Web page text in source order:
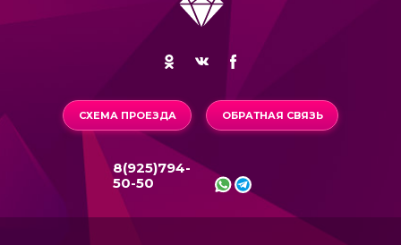
СХЕМА ПРОЕЗДА ОБРАТНАЯ СВЯЗЬ
8(925)794-
50-50